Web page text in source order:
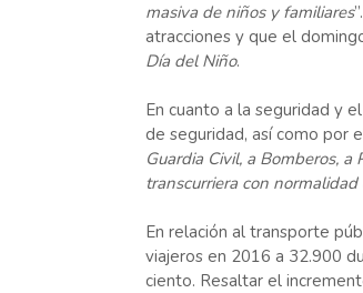
masiva de niños y familiares
atracciones y que el
Día del Niño.
En cuanto a la seguridad y
de seguridad, así como por
Guardia Civil, a Bomberos,
transcurriera con
En relación al transporte
viajeros en 2016 a 32.900
ciento. Resaltar el